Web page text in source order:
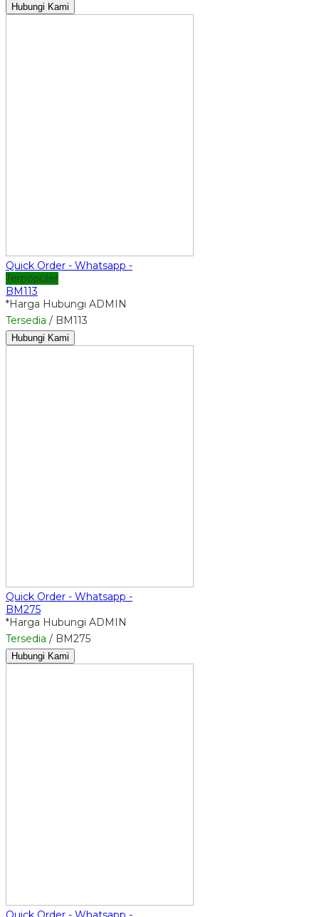
Hubungi Kami
Quick Order - Whatsapp -
Terpopuler
BM113
*Harga Hubungi ADMIN
Tersedia / BM113
Hubungi Kami
Quick Order - Whatsapp -
BM275
*Harga Hubungi ADMIN
Tersedia / BM275
Hubungi Kami